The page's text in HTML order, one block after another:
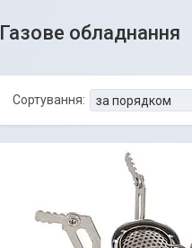
Газове обладнання